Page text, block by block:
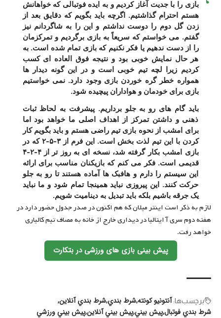
بازی را با جدیت آغاز کردیم و به ایده فوتبالی که خواهانش
هستم احترام گذاشتیم. اگرچه باید بگویم که دقایق بعد از
زدن گل دوم را دوست نداشتم و این را به شاگردانم نیز
گفتم. می خواستم که سریعاً به بازی برگردیم و تمرکزمان
را از دست ندهیم یا فکر نکنیم که بازی تمام شده است. به
هر حال نمایش خوبی بود و نتیجه فوق العاده ای کسب
کردیم زیرا لچه تیم خوبی است و در این گونه دیدار ها
همواره خطر گره خوردن بازی وجود دارد. نمی خواستیم
بازی برای خودمان و هواداران پیچیده شود.
باید گام های رو به جلو برداریم. پیشرفت به لحاظ ثبات
ذهنی و داشتن تمرکز از اهداف اصلی ما خواهد بود اما
برای امشب از نحوه بازی تیم راضی هستم و باید بگویم کار
کردن با این تیم لذت بخش است. این فرم از ۳-۵-۲ که در
بازی امشب بکار گرفته شد،‌ نسخه ای به روز تر از ۴-۲-۴
قدیمی است. فکر می کنم که بازیکنان مناسب برای ارائه
این سیستم را دارم و هافبک ها آماده هستند تا رو به جلو
حرکت کنند. این پیروزی نباید همینجا تمام شود و ما نباید
یک جرقه باشیم بلکه باید تبدیل به دینامیت شویم.
لازم به ذکر است اینتر میلان که هم اکنون در صدر جدول حضور دارد در
هفته دوم سری آ ایتالیا در دیداری خارج از خانه به مصاف تیم کالیاری
خواهد رفت.
پیش بینی بازی های ورزشی در بتکارت
برچسب‌‌ها: آنتونیو کونتهشرط بنديشرط بندي آنلاين
شرط بندي فوتبالپيش بينيپيش بيني آنلاينپيش بيني ورزشي